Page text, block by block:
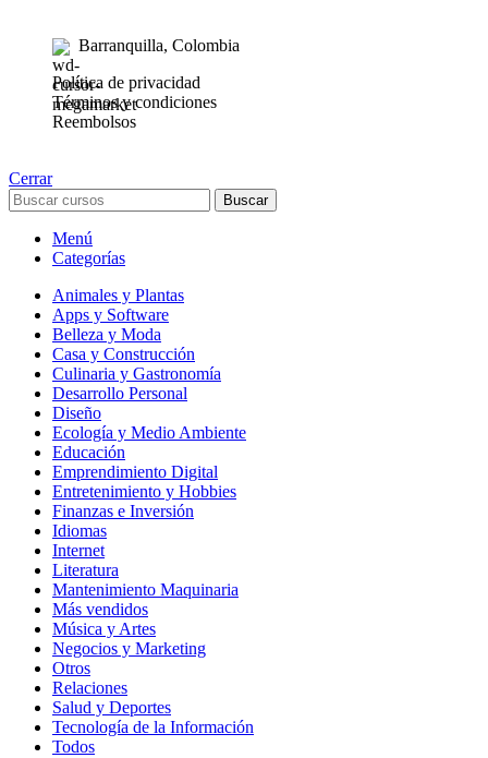
Barranquilla, Colombia
Política de privacidad
Términos y condiciones
Reembolsos
Cerrar
Buscar
Menú
Categorías
Animales y Plantas
Apps y Software
Belleza y Moda
Casa y Construcción
Culinaria y Gastronomía
Desarrollo Personal
Diseño
Ecología y Medio Ambiente
Educación
Emprendimiento Digital
Entretenimiento y Hobbies
Finanzas e Inversión
Idiomas
Internet
Literatura
Mantenimiento Maquinaria
Más vendidos
Música y Artes
Negocios y Marketing
Otros
Relaciones
Salud y Deportes
Tecnología de la Información
Todos